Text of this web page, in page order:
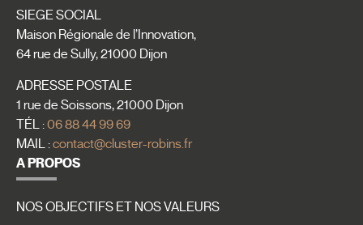
SIEGE SOCIAL
Maison Régionale de l’Innovation,
64 rue de Sully, 21000 Dijon
ADRESSE POSTALE
1 rue de Soissons, 21000 Dijon
TÉL :06 88 44 99 69
MAIL :contact@cluster-robins.fr
A PROPOS
NOS OBJECTIFS ET NOS VALEURS